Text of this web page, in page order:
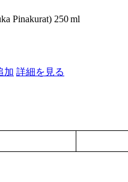
Pinakurat) 250 ml
加 詳細を見る